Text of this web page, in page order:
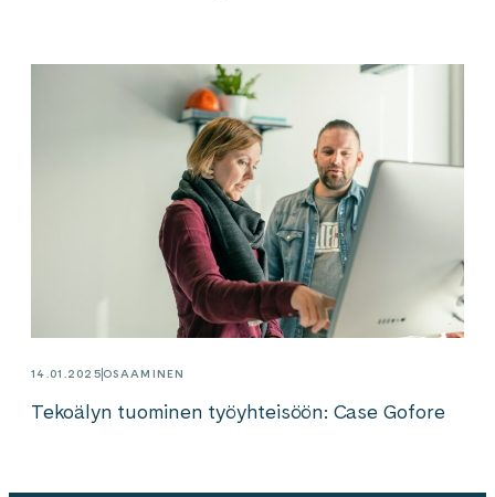
14.01.2025 OSAAMINEN
Tekoälyn tuominen työyhteisöön: Case Gofore